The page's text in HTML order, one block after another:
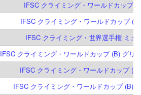
IFSC クライミング・ワールドカップ
IFSC クライミング・ワールドカップ
IFSC クライミング・世界選手権 ミュ
IFSC クライミング・ワールドカップ (B) グリ
IFSC クライミング・ワールドカップ
IFSC クライミング・ワールドカップ (B)